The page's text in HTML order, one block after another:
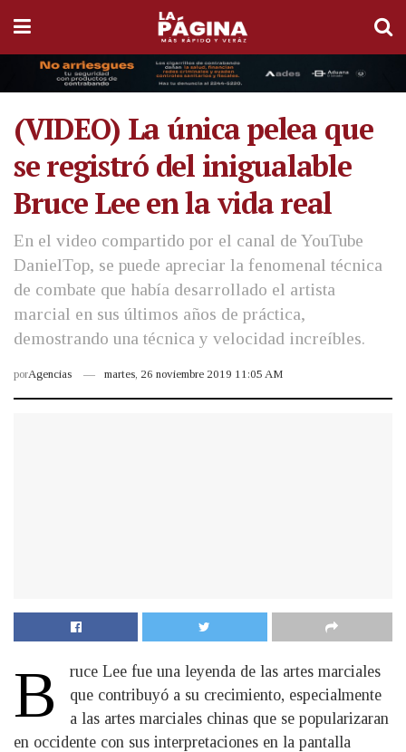
(VIDEO) La única pelea que
se registró del inigualable
Bruce Lee en la vida real
En el video compartido por el canal de YouTube
DanielTop, se puede apreciar la fenomenal técnica
de combate que había desarrollado el artista
marcial en sus últimos años de práctica,
demostrando una técnica y velocidad increíbles.
porAgencias martes, 26 noviembre 2019 11:05 AM
B
ruce Lee fue una leyenda de las artes marciales
que contribuyó a su crecimiento, especialmente
a las artes marciales chinas que se popularizaran
en occidente con sus interpretaciones en la pantalla